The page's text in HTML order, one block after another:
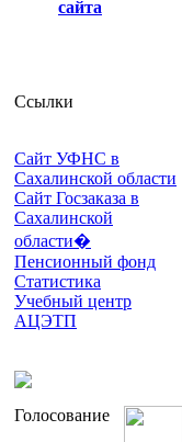
сайта
Ссылки
Сайт УФНС в
Сахалинской области
Сайт Госзаказа в
Сахалинской
области�
Пенсионный фонд
Статистика
Учебный центр
АЦЭТП
Голосование